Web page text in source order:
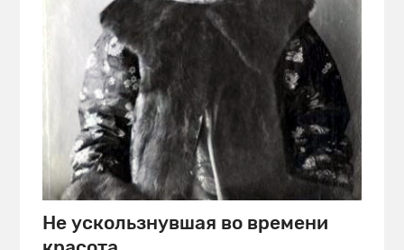
Не ускользнувшая во времени